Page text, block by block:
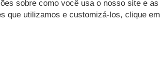
sobre como você usa o nosso site e
que utilizamos e customizá-los, clique